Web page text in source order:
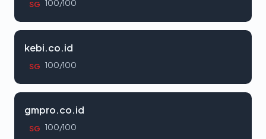
SG 100/100
kebi.co.id
SG 100/100
gmpro.co.id
SG 100/100